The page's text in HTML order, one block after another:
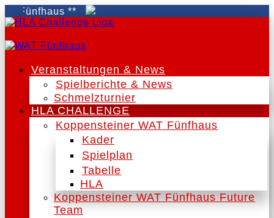
Fünfhaus **
Veranstaltungen & News
Spielberichte & News
Schmelzturnier
HLA CHALLENGE
Koppensteiner WAT Fünfhaus
Kader
Spielplan
Tabelle
HLA
Koppensteiner WAT Fünfhaus Future
Team